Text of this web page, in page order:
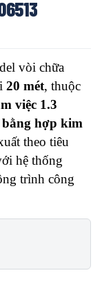
vòi chữa
20 mét, thuộc
việc 1.3
hợp kim
theo tiêu
hệ thống
trình công